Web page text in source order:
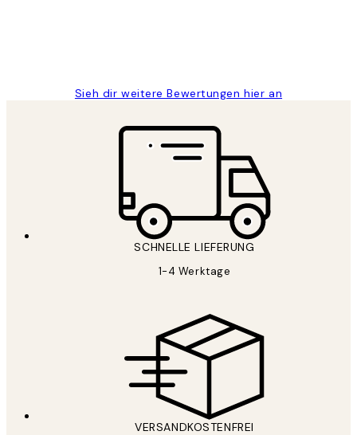
Sieh dir weitere Bewertungen hier an
SCHNELLE LIEFERUNG
1-4 Werktage
VERSANDKOSTENFREI